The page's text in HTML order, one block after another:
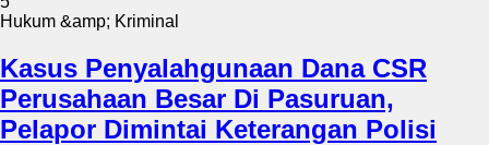
Hukum &amp; Kriminal
Kasus Penyalahgunaan Dana CSR
Perusahaan Besar Di Pasuruan,
Pelapor Dimintai Keterangan Polisi